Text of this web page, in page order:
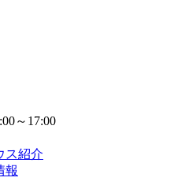
～17:00
ス紹介
報